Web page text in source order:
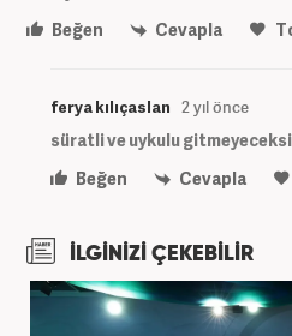
Beğen
Cevapla
ferya kılıçaslan 2 yıl önce
süratli ve uykulu
Beğen
Cevapla
İLGİNİZİ ÇEKEBİLİR